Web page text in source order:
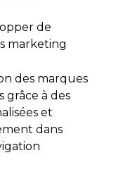
de
marketing
des marques
grâce à des
et
dans